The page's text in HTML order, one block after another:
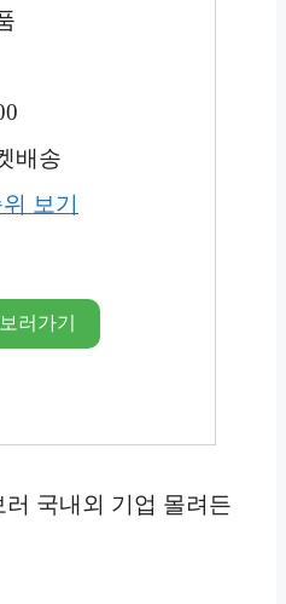
배송
보기
러가기
러 국내외 기업 몰려든